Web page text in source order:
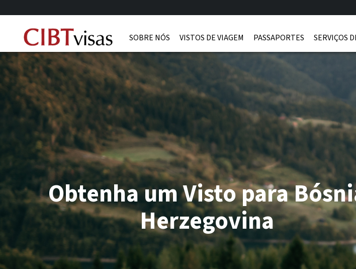
SOBRE NÓS VISTOS DE VIAGEM PASSAPORTES SERVIÇOS
Obtenha um Visto para
Herzegovina